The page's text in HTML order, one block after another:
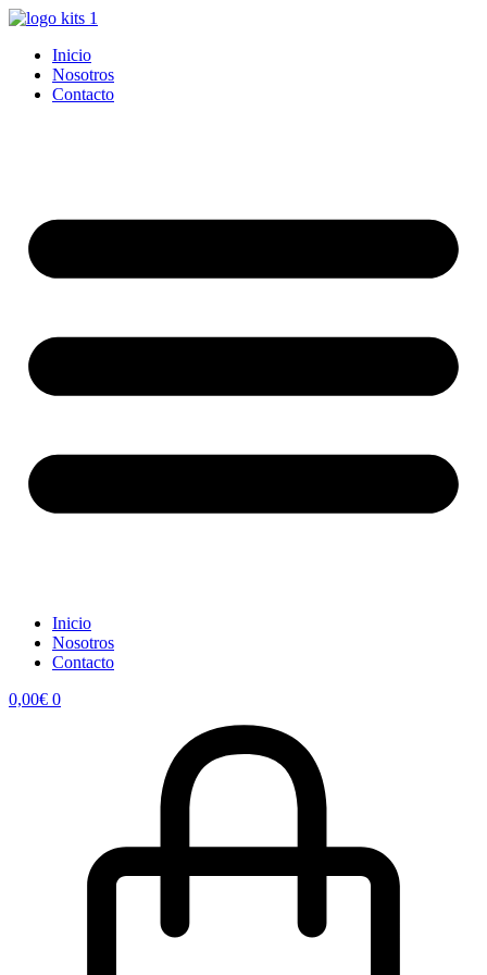
Ir
contenido
Inicio
Nosotros
Contacto
Inicio
Nosotros
Contacto
0,00€ 0